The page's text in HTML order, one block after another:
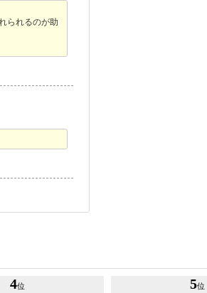
られるのが助
4位 5位